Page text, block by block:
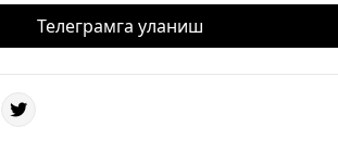
Телеграмга уланиш